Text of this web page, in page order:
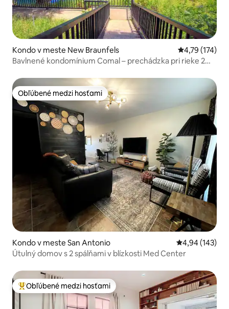
Kondo v meste New Braunfels Priemerné
4,79 (174)
Bavlnené kondomínium Comal – prechádzka pri rieke 2
Obľúbené medzi hosťami
Obľúbené medzi hosťami
Kondo v meste San Antonio Priemerné
4,94 (143)
Útulný domov s 2 spálňami v blízkosti Med Center
Najobľúbenejšie medzi hosťami
Obľúbené medzi hosťami